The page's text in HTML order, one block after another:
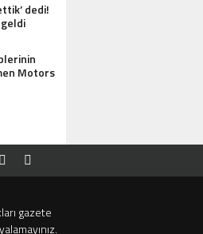
dedi!
Motors
gazete